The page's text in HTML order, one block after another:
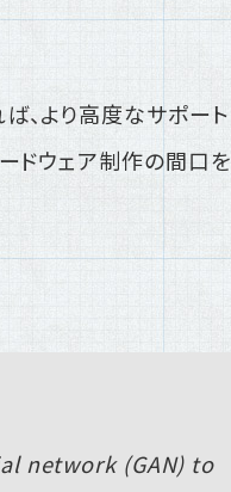
、より高度なサポート
ドウェア制作の間口を
network (GAN) to